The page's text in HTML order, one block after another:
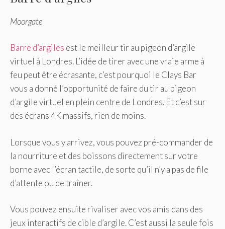
Moorgate
Barre d’argiles est le meilleur tir au pigeon d’argile
virtuel à Londres. L’idée de tirer avec une vraie arme à
feu peut être écrasante, c’est pourquoi le Clays Bar
vous a donné l’opportunité de faire du tir au pigeon
d’argile virtuel en plein centre de Londres. Et c’est sur
des écrans 4K massifs, rien de moins.
Lorsque vous y arrivez, vous pouvez pré-commander de
la nourriture et des boissons directement sur votre
borne avec l’écran tactile, de sorte qu’il n’y a pas de file
d’attente ou de traîner.
Vous pouvez ensuite rivaliser avec vos amis dans des
jeux interactifs de cible d’argile. C’est aussi la seule fois